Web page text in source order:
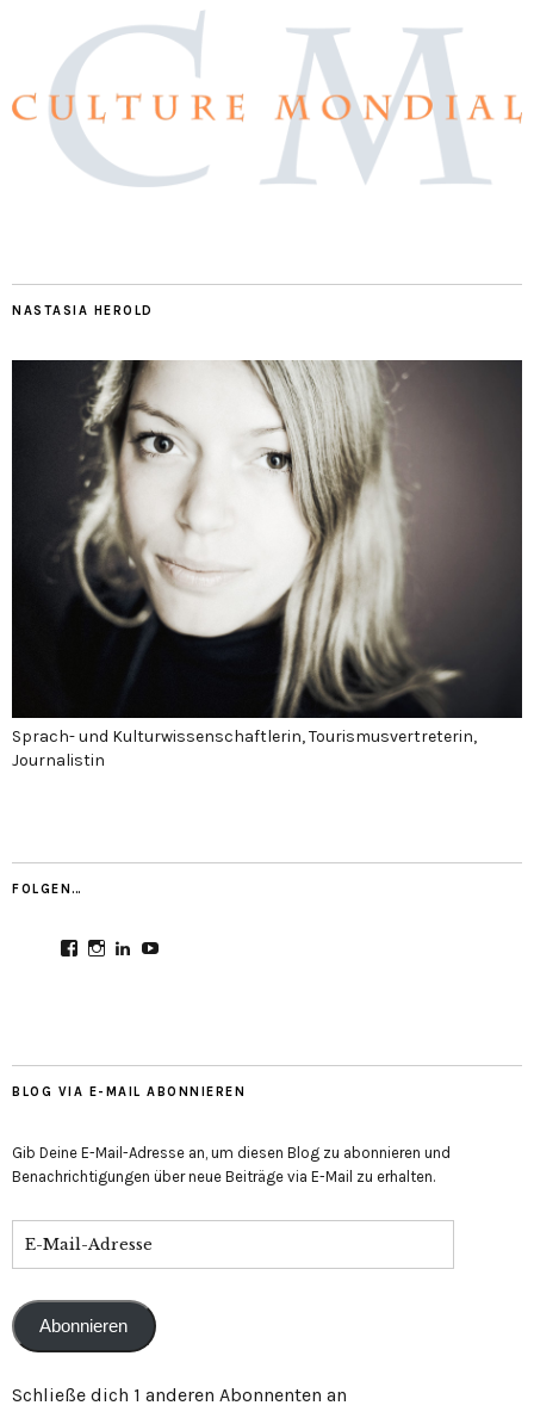
NASTASIA HEROLD
Sprach- und Kulturwissenschaftlerin, Tourismusvertreterin,
Journalistin
FOLGEN…
ProfilProfilProfil
LinkedIn
Profil
BLOG VIA E-MAIL ABONNIEREN
Gib Deine E-Mail-Adresse an, um diesen Blog zu abonnieren und
Benachrichtigungen über neue Beiträge via E-Mail zu erhalten.
Mail-
Abonnieren
Schließe dich 1 anderen Abonnenten an